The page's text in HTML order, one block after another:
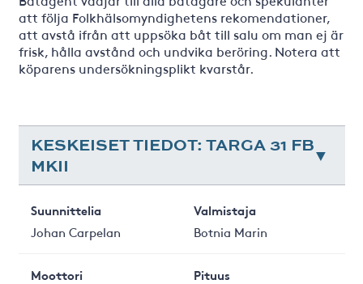
att följa Folkhälsomyndighetens rekomendationer,
att avstå ifrån att uppsöka båt till salu om man ej är
frisk, hålla avstånd och undvika beröring. Notera att
köparens undersökningsplikt kvarstår.
KESKEISET TIEDOT: TARGA 31 FB
MKII
Suunnittelia
Johan Carpelan
Valmistaja
Botnia Marin
Moottori
Pituus